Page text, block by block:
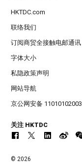
HKTDC.com
联络我们
订阅商贸全接触电邮通讯
字体大小
私隐政策声明
网站导航
京公网安备
关注 HKTDC
© 2026